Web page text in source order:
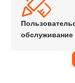
обслуживание